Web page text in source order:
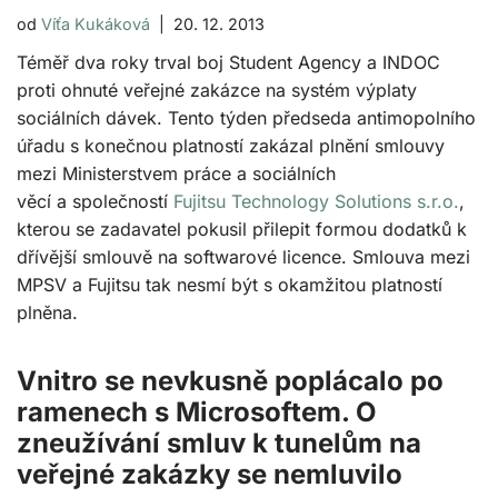
od Víťa Kukáková 20. 12. 2013
Téměř dva roky trval boj Student Agency a INDOC
proti ohnuté veřejné zakázce na systém výplaty
sociálních dávek. Tento týden předseda antimopolního
úřadu s konečnou platností zakázal plnění smlouvy
mezi Ministerstvem práce a sociálních
věcí a společností Fujitsu Technology Solutions s.r.o.,
kterou se zadavatel pokusil přilepit formou dodatků k
dřívější smlouvě na softwarové licence. Smlouva mezi
MPSV a Fujitsu tak nesmí být s okamžitou platností
plněna.
Vnitro se nevkusně poplácalo po
ramenech s Microsoftem. O
zneužívání smluv k tunelům na
veřejné zakázky se nemluvilo